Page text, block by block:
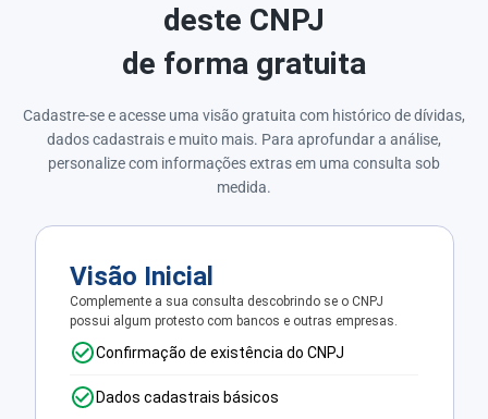
deste CNPJ
de forma gratuita
Cadastre-se e acesse uma visão gratuita com histórico de dívidas,
dados cadastrais e muito mais. Para aprofundar a análise,
personalize com informações extras em uma consulta sob
medida.
Visão Inicial
Complemente a sua consulta descobrindo se o CNPJ
possui algum protesto com bancos e outras empresas.
Confirmação de existência do CNPJ
Dados cadastrais básicos